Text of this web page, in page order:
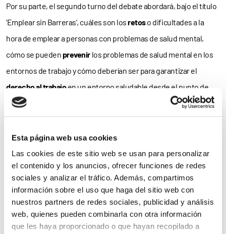
Esta página web usa cookies
Las cookies de este sitio web se usan para personalizar
el contenido y los anuncios, ofrecer funciones de redes
sociales y analizar el tráfico. Además, compartimos
información sobre el uso que haga del sitio web con
nuestros partners de redes sociales, publicidad y análisis
web, quienes pueden combinarla con otra información
que les haya proporcionado o que hayan recopilado a
Por su parte, el segundo turno del debate abordará, bajo el título
‘Emplear sin Barreras’, cuáles son losretoso dificultades a la
hora de emplear a personas con problemas de salud mental,
cómo se puedenprevenirlos problemas de salud mental en los
entornos de trabajo y cómo deberían ser para garantizar el
derecho al trabajoen un entorno saludable desde el punto de
vistapsicosocial
barreras’ contará con la participación de un
problema de salud mental y de un representante de laempresa
donde trabaja, que ofrecerán su propiotestimoniosobre cómo
crear espacios de trabajo donde se acepte y se comprenda la
diversidadde las personas.
Paraconsultar el programade la jornada,clica aquí